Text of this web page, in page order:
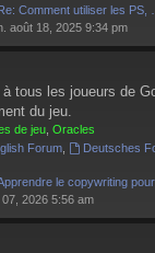
Comment utiliser les PS, …
août 18, 2025 9:34 pm
tous les joueurs de
du jeu.
de jeu Oracles
Forum,
Deutsches
le copywriting
07, 2026 5:56 am